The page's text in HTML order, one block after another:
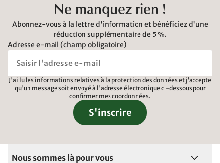
Ne manquez rien !
Abonnez-vous à la lettre d'information et bénéficiez d'une
réduction supplémentaire de 5 %.
Adresse e-mail (champ obligatoire)
J'ai lu les informations relatives à la protection des données et j'accepte
qu'un message soit envoyé à l'adresse électronique ci-dessous pour
confirmer mes coordonnées.
S'inscrire
Nous sommes là pour vous